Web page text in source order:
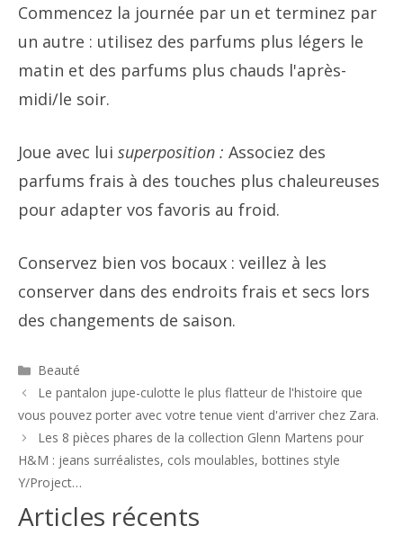
Commencez la journée par un et terminez par
un autre : utilisez des parfums plus légers le
matin et des parfums plus chauds l'après-
midi/le soir.
Joue avec lui superposition : Associez des
parfums frais à des touches plus chaleureuses
pour adapter vos favoris au froid.
Conservez bien vos bocaux : veillez à les
conserver dans des endroits frais et secs lors
des changements de saison.
Catégories
Beauté
Navigation
des
articles
Le pantalon jupe-culotte le plus flatteur de l'histoire que
vous pouvez porter avec votre tenue vient d'arriver chez Zara.
Les 8 pièces phares de la collection Glenn Martens pour
H&M : jeans surréalistes, cols moulables, bottines style
Y/Project…
Articles récents